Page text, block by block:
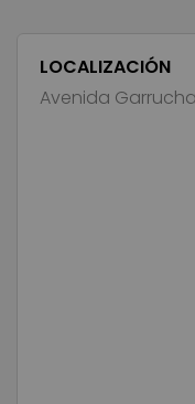
LOCALIZACIÓN
Avenida